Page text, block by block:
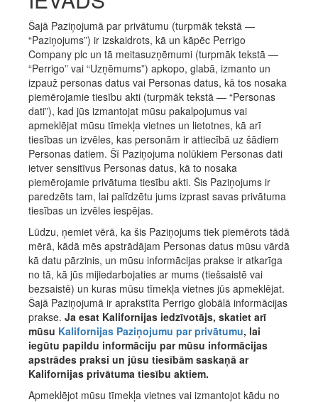
Šajā Paziņojumā par privātumu (turpmāk tekstā —
“Paziņojums”) ir izskaidrots, kā un kāpēc Perrigo
Company plc un tā meitasuzņēmumi (turpmāk tekstā —
“Perrigo” vai “Uzņēmums”) apkopo, glabā, izmanto un
izpauž personas datus vai Personas datus, kā tos nosaka
piemērojamie tiesību akti (turpmāk tekstā — “Personas
dati”), kad jūs izmantojat mūsu pakalpojumus vai
apmeklējat mūsu tīmekļa vietnes un lietotnes, kā arī
tiesības un izvēles, kas personām ir attiecībā uz šādiem
Personas datiem. Šī Paziņojuma nolūkiem Personas dati
ietver sensitīvus Personas datus, kā to nosaka
piemērojamie privātuma tiesību akti. Šis Paziņojums ir
paredzēts tam, lai palīdzētu jums izprast savas privātuma
tiesības un izvēles iespējas.
Lūdzu, ņemiet vērā, ka šis Paziņojums tiek piemērots tādā
mērā, kādā mēs apstrādājam Personas datus mūsu vārdā
kā datu pārzinis, un mūsu informācijas prakse ir atkarīga
no tā, kā jūs mijiedarbojaties ar mums (tiešsaistē vai
bezsaistē) un kuras mūsu tīmekļa vietnes jūs apmeklējat.
Šajā Paziņojumā ir aprakstīta Perrigo globālā informācijas
prakse. Ja esat Kalifornijas iedzīvotājs, skatiet arī
mūsu Kalifornijas Paziņojumu par privātumu, lai
iegūtu papildu informāciju par mūsu informācijas
apstrādes praksi un jūsu tiesībām saskaņā ar
Kalifornijas privātuma tiesību aktiem.
Apmeklējot mūsu tīmekļa vietnes vai izmantojot kādu no